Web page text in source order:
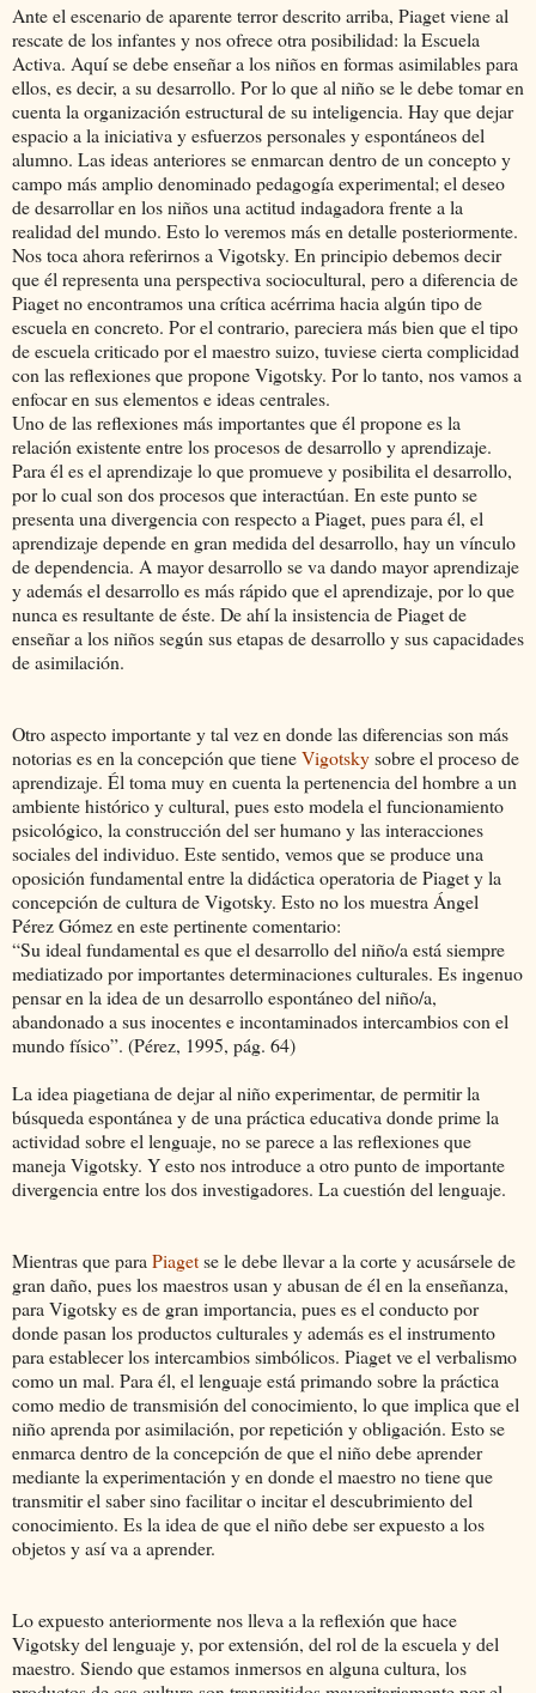
Ante el escenario de aparente terror descrito arriba, Piaget viene al
rescate de los infantes y nos ofrece otra posibilidad: la Escuela
Activa. Aquí se debe enseñar a los niños en formas asimilables para
ellos, es decir, a su desarrollo. Por lo que al niño se le debe tomar en
cuenta la organización estructural de su inteligencia. Hay que dejar
espacio a la iniciativa y esfuerzos personales y espontáneos del
alumno. Las ideas anteriores se enmarcan dentro de un concepto y
campo más amplio denominado pedagogía experimental; el deseo
de desarrollar en los niños una actitud indagadora frente a la
realidad del mundo. Esto lo veremos más en detalle posteriormente.
Nos toca ahora referirnos a Vigotsky. En principio debemos decir
que él representa una perspectiva sociocultural, pero a diferencia de
Piaget no encontramos una crítica acérrima hacia algún tipo de
escuela en concreto. Por el contrario, pareciera más bien que el tipo
de escuela criticado por el maestro suizo, tuviese cierta complicidad
con las reflexiones que propone Vigotsky. Por lo tanto, nos vamos a
enfocar en sus elementos e ideas centrales.
Uno de las reflexiones más importantes que él propone es la
relación existente entre los procesos de desarrollo y aprendizaje.
Para él es el aprendizaje lo que promueve y posibilita el desarrollo,
por lo cual son dos procesos que interactúan. En este punto se
presenta una divergencia con respecto a Piaget, pues para él, el
aprendizaje depende en gran medida del desarrollo, hay un vínculo
de dependencia. A mayor desarrollo se va dando mayor aprendizaje
y además el desarrollo es más rápido que el aprendizaje, por lo que
nunca es resultante de éste. De ahí la insistencia de Piaget de
enseñar a los niños según sus etapas de desarrollo y sus capacidades
de asimilación.
Otro aspecto importante y tal vez en donde las diferencias son más
notorias es en la concepción que tieneVigotskysobre el proceso de
aprendizaje. Él toma muy en cuenta la pertenencia del hombre a un
ambiente histórico y cultural, pues esto modela el funcionamiento
psicológico, la construcción del ser humano y las interacciones
sociales del individuo. Este sentido, vemos que se produce una
oposición fundamental entre la didáctica operatoria de Piaget y la
concepción de cultura de Vigotsky. Esto no los muestra Ángel
Pérez Gómez en este pertinente comentario:
“Su ideal fundamental es que el desarrollo del niño/a está siempre
mediatizado por importantes determinaciones culturales. Es ingenuo
pensar en la idea de un desarrollo espontáneo del niño/a,
abandonado a sus inocentes e incontaminados intercambios con el
mundo físico”. (Pérez, 1995, pág. 64)
La idea piagetiana de dejar al niño experimentar, de permitir la
búsqueda espontánea y de una práctica educativa donde prime la
actividad sobre el lenguaje, no se parece a las reflexiones que
maneja Vigotsky. Y esto nos introduce a otro punto de importante
divergencia entre los dos investigadores. La cuestión del lenguaje.
Mientras que para Piagetse le debe llevar a la corte y acusársele de
gran daño, pues los maestros usan y abusan de él en la enseñanza,
para Vigotsky es de gran importancia, pues es el conducto por
donde pasan los productos culturales y además es el instrumento
para establecer los intercambios simbólicos. Piaget ve el verbalismo
como un mal. Para él, el lenguaje está primando sobre la práctica
como medio de transmisión del conocimiento, lo que implica que el
niño aprenda por asimilación, por repetición y obligación. Esto se
enmarca dentro de la concepción de que el niño debe aprender
mediante la experimentación y en donde el maestro no tiene que
transmitir el saber sino facilitar o incitar el descubrimiento del
conocimiento. Es la idea de que el niño debe ser expuesto a los
objetos y así va a aprender.
Lo expuesto anteriormente nos lleva a la reflexión que hace
Vigotsky del lenguaje y, por extensión, del rol de la escuela y del
maestro. Siendo que estamos inmersos en alguna cultura, los